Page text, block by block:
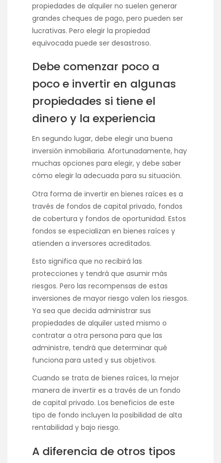
propiedades de alquiler no suelen generar
grandes cheques de pago, pero pueden ser
lucrativas. Pero elegir la propiedad
equivocada puede ser desastroso.
Debe comenzar poco a
poco e invertir en algunas
propiedades si tiene el
dinero y la experiencia
En segundo lugar, debe elegir una buena
inversión inmobiliaria. Afortunadamente, hay
muchas opciones para elegir, y debe saber
cómo elegir la adecuada para su situación.
Otra forma de invertir en bienes raíces es a
través de fondos de capital privado, fondos
de cobertura y fondos de oportunidad. Estos
fondos se especializan en bienes raíces y
atienden a inversores acreditados.
Esto significa que no recibirá las
protecciones y tendrá que asumir más
riesgos. Pero las recompensas de estas
inversiones de mayor riesgo valen los riesgos.
Ya sea que decida administrar sus
propiedades de alquiler usted mismo o
contratar a otra persona para que las
administre, tendrá que determinar qué
funciona para usted y sus objetivos.
Cuando se trata de bienes raíces, la mejor
manera de invertir es a través de un fondo
de capital privado. Los beneficios de este
tipo de fondo incluyen la posibilidad de alta
rentabilidad y bajo riesgo.
A diferencia de otros tipos